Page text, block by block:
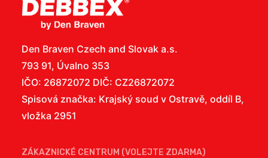
Den Braven Czech and Slovak a.s.
793 91, Úvalno 353
IČO: 26872072 DIČ: CZ26872072
Spisová značka: Krajský soud v Ostravě, oddíl B,
vložka 2951
ZÁKAZNICKÉ CENTRUM (VOLEJTE ZDARMA)